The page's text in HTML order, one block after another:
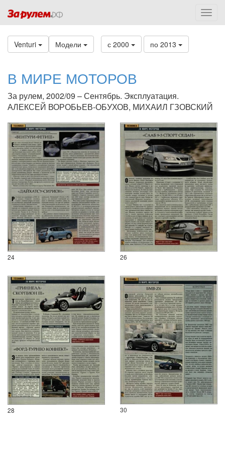
Venturi Модели с 2000 по 2013
В МИРЕ МОТОРОВ
За рулем, 2002/09 – Сентябрь. Эксплуатация.
АЛЕКСЕЙ ВОРОБЬЕВ-ОБУХОВ, МИХАИЛ ГЗОВСКИЙ
24 26
28 30